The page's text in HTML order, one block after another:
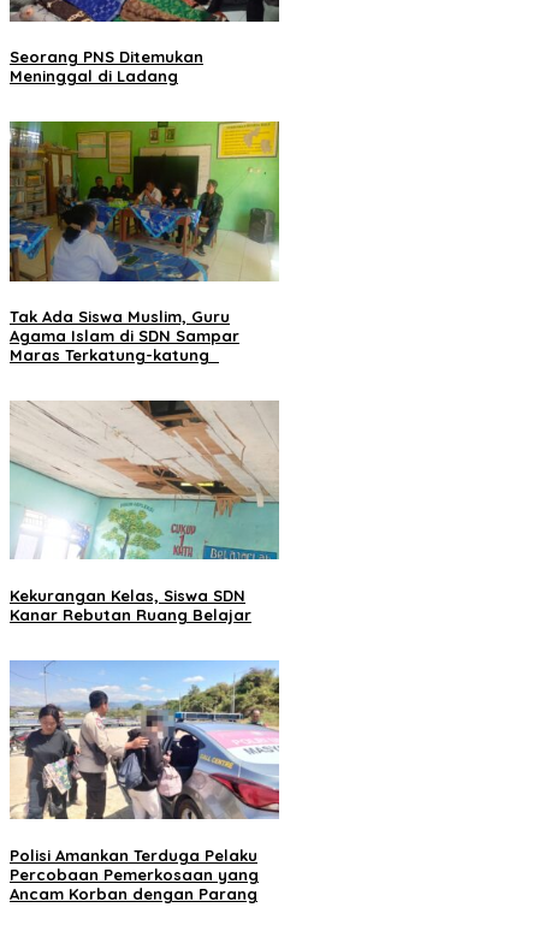
Seorang PNS Ditemukan
Meninggal di Ladang
Tak Ada Siswa Muslim, Guru
Agama Islam di SDN Sampar
Maras Terkatung-katung ‎
Kekurangan Kelas, Siswa SDN
Kanar Rebutan Ruang Belajar
Polisi Amankan Terduga Pelaku
Percobaan Pemerkosaan yang
Ancam Korban dengan Parang